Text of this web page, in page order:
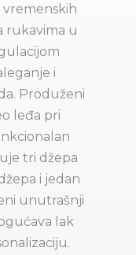
rukavima u
i
Produženi
leđa pri
tri džepa
i jedan
unutrašnji
lak